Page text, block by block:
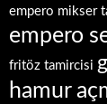
empero mikser
empero
fritöz tamircisi
hamur